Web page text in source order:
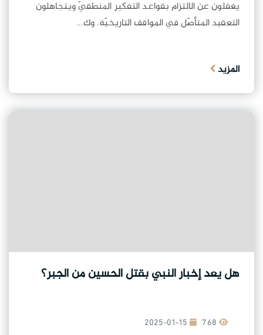
يغفلون عن الالتزام بقواعد التفكير المنطقيّ ويتجاهلون
التعقيد المتأصّل في المواقف التاريخيّة. وك...
المزيد
هل يعد إخبار النبي بقتل الحسين من الجبر؟
2025-01-15